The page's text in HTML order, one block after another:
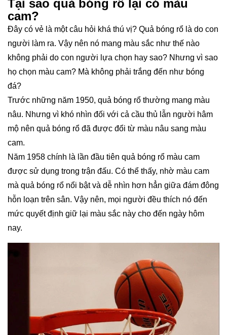
Tại sao quả bóng rổ lại có màu
cam?
Đây có vẻ là một câu hỏi khá thú vị? Quả bóng rổ là do con
người làm ra. Vậy nên nó mang màu sắc như thế nào
không phải do con người lựa chọn hay sao? Nhưng vì sao
họ chọn màu cam? Mà không phải trắng đến như bóng
đá?
Trước những năm 1950, quả bóng rổ thường mang màu
nâu. Nhưng vì khó nhìn đối với cả cầu thủ lẫn người hâm
mộ nên quả bóng rổ đã được đổi từ màu nâu sang màu
cam.
Năm 1958 chính là lần đầu tiên quả bóng rổ màu cam
được sử dụng trong trận đấu. Có thể thấy, nhờ màu cam
mà quả bóng rổ nổi bật và dễ nhìn hơn hẳn giữa đám đông
hỗn loạn trên sân. Vậy nên, mọi người đều thích nó đến
mức quyết định giữ lại màu sắc này cho đến ngày hôm
nay.